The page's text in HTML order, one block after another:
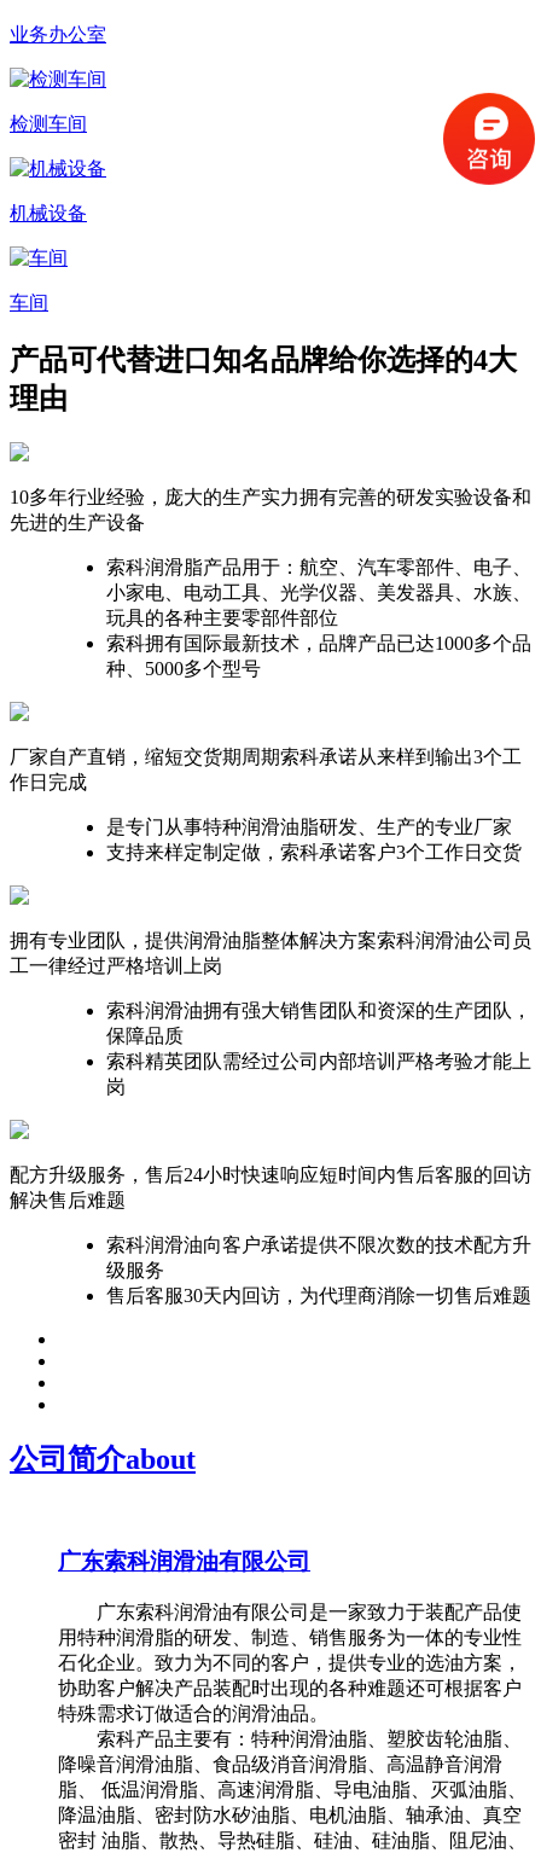
业务办公室
检测车间
机械设备
车间
产品可代替进口知名品牌给你选择的4大
理由
10多年行业经验，庞大的生产实力拥有完善的研发实验设备和
先进的生产设备
索科润滑脂产品用于：航空、汽车零部件、电子、
小家电、电动工具、光学仪器、美发器具、水族、
玩具的各种主要零部件部位
索科拥有国际最新技术，品牌产品已达1000多个品
种、5000多个型号
厂家自产直销，缩短交货期周期索科承诺从来样到输出3个工
作日完成
是专门从事特种润滑油脂研发、生产的专业厂家
支持来样定制定做，索科承诺客户3个工作日交货
拥有专业团队，提供润滑油脂整体解决方案索科润滑油公司员
工一律经过严格培训上岗
索科润滑油拥有强大销售团队和资深的生产团队，
保障品质
索科精英团队需经过公司内部培训严格考验才能上
岗
配方升级服务，售后24小时快速响应短时间内售后客服的回访
解决售后难题
索科润滑油向客户承诺提供不限次数的技术配方升
级服务
售后客服30天内回访，为代理商消除一切售后难题
公司简介about
广东索科润滑油有限公司
广东索科润滑油有限公司是一家致力于装配产品使
用特种润滑脂的研发、制造、销售服务为一体的专业性
石化企业。致力为不同的客户，提供专业的选油方案，
协助客户解决产品装配时出现的各种难题还可根据客户
特殊需求订做适合的润滑油品。
索科产品主要有：特种润滑油脂、塑胶齿轮油脂、
降噪音润滑油脂、食品级消音润滑脂、高温静音润滑
脂、 低温润滑脂、高速润滑脂、导电油脂、灭弧油脂、
降温油脂、密封防水矽油脂、电机油脂、轴承油、真空
密封 油脂、散热、导热硅脂、硅油、硅油脂、阻尼油、